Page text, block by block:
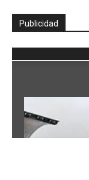
Publicidad